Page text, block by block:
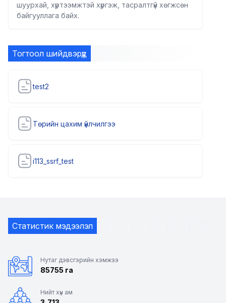
шуурхай, хүртээмжтэй хүргэж, тасралтгүй хөгжсөн
байгууллага байх.
Тогтоол шийдвэрүүд
test2
Төрийн цахим үйлчилгээ
i113_ssrf_test
Статистик мэдээлэл
Нутаг дэвсгэрийн хэмжээ
85755 га
Нийт хүн ам